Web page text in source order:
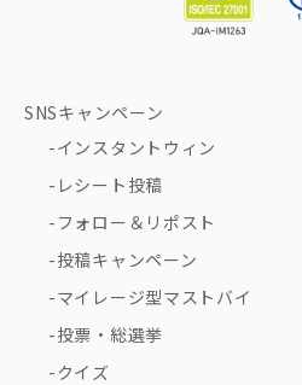
SNSキャンペーン
インスタントウィン
レシート投稿
フォロー＆リポスト
投稿キャンペーン
マイレージ型マストバイ
投票・総選挙
クイズ